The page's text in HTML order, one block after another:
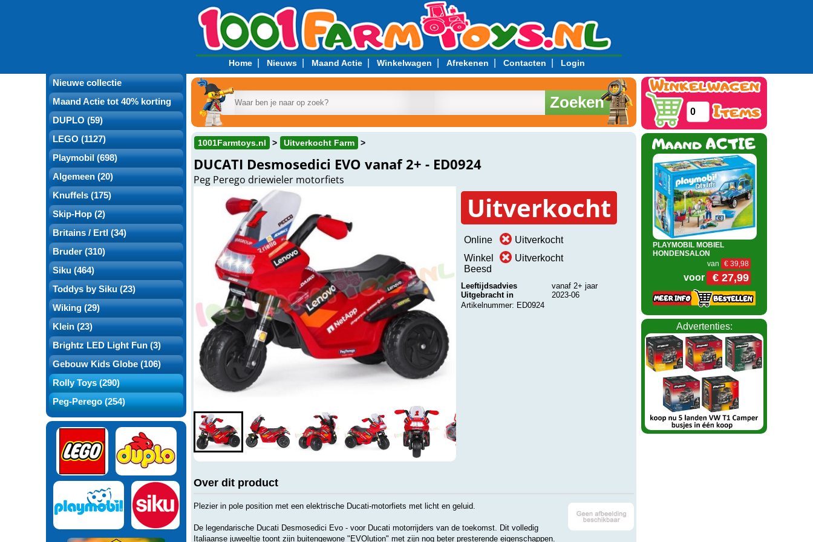
Home| Nieuws| Maand Actie| Winkelwagen Afrekenen Contacten Login
Nieuwe collectie
Maand Actie tot 40% korting
DUPLO (59)
LEGO (1127)
Playmobil (698)
Algemeen (20)
Knuffels (175)
Skip-Hop (2)
Britains / Ertl (34)
Bruder (310)
Siku (464)
Toddys by Siku (23)
Wiking (29)
Klein (23)
Brightz LED Light Fun (3)
Gebouw Kids Globe (106)
Rolly Toys (290)
Peg-Perego (254)
Zoeken
1001Farmtoys.nl Uitverkocht Farm
DUCATI Desmosedici EVO vanaf 2+ - ED0924
Peg Perego driewieler motorfiets
Uitverkocht
Online
Uitverkocht
Winkel
Beesd
Uitverkocht
Leeftijdsadvies
vanaf 2+ jaar
Uitgebracht in
2023-06
Artikelnummer: ED0924
Over dit product
Plezier in pole position met een elektrische Ducati-motorfiets met licht en geluid.
De legendarische Ducati Desmosedici Evo - voor Ducati motorrijders van de toekomst. Dit volledig
Italiaanse juweeltje toont zijn buitengewone "EVOlution" met zijn nog beter presterende eigenschappen.
0
PLAYMOBIL MOBIEL
HONDENSALON
€ 39,98
van
€ 27,99
voor
Advertenties: